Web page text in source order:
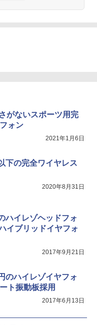
がないスポーツ用完
ォン
2021年1月6日
下の完全ワイヤレス
2020年8月31日
ハイレゾヘッドフォ
イブリッドイヤフォ
2017年9月21日
のハイレゾイヤフォ
ト振動板採用
2017年6月13日